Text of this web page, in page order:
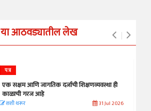
या आठवड्यातील लेख
पत्र
एक सक्षम आणि जागतिक दर्जाची शिक्षणव्यवस्था ही
काळाची गरज आहे
शशी थरूर 31 Jul 2026